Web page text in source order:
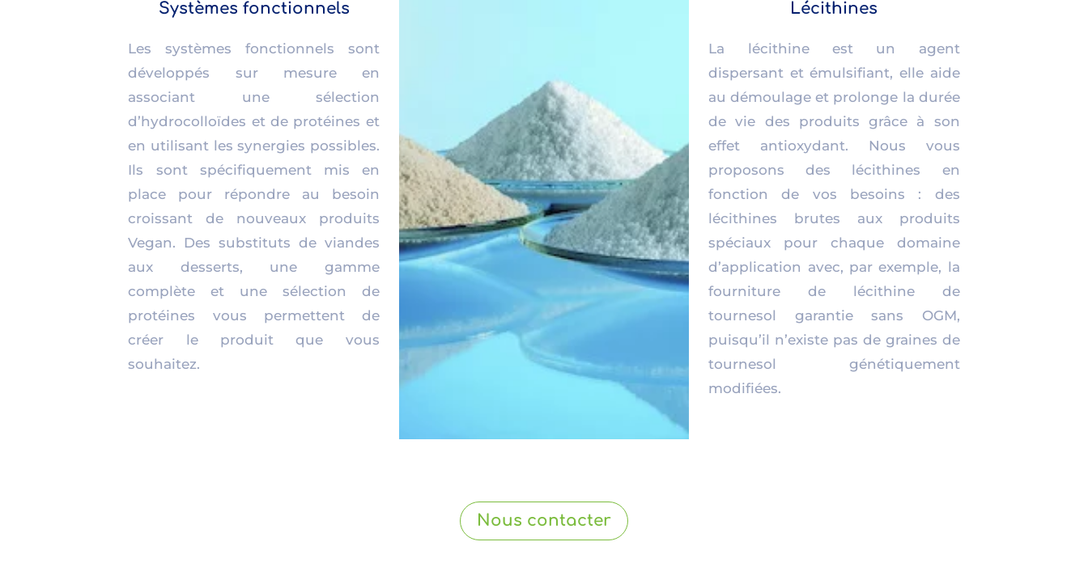
Systèmes fonctionnels
Les systèmes fonctionnels sont
développés sur mesure en
associant une sélection
d’hydrocolloïdes et de protéines et
en utilisant les synergies possibles.
Ils sont spécifiquement mis en
place pour répondre au besoin
croissant de nouveaux produits
Vegan. Des substituts de viandes
aux desserts, une gamme
complète et une sélection de
protéines vous permettent de
créer le produit que vous
souhaitez.
Lécithines
La lécithine est un agent
dispersant et émulsifiant, elle aide
au démoulage et prolonge la durée
de vie des produits grâce à son
effet antioxydant. Nous vous
proposons des lécithines en
fonction de vos besoins : des
lécithines brutes aux produits
spéciaux pour chaque domaine
d’application avec, par exemple, la
fourniture de lécithine de
tournesol garantie sans OGM,
puisqu’il n’existe pas de graines de
tournesol génétiquement
modifiées.
Nous contacter